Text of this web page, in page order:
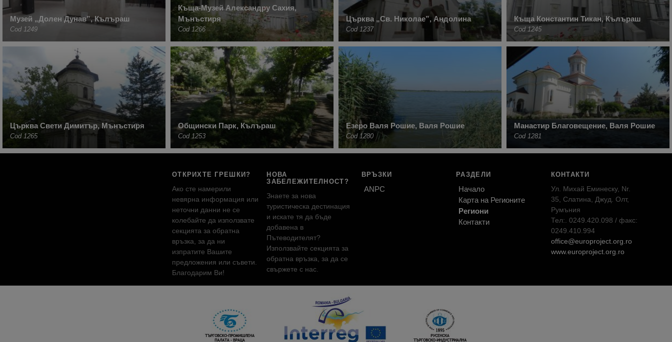
Музей „Долен Дунав”, Кълъраш
Cod 1249
Къща-Музей Александру Сахия,
Мънъстиря
Cod 1266
Църква „Св. Николае”, Андолина
Cod 1237
Къща Константин Тикан, Кълъраш
Cod 1245
Църква Свети Димитър, Мънъстиря
Cod 1265
Общински Парк, Кълъраш
Cod 1253
Езеро Валя Рошие, Валя Рошие
Cod 1280
Манастир Благовещение, Валя Рошие
Cod 1281
ОТКРИХТЕ ГРЕШКИ?
Ако сте намерили
невярна информация или
неточни данни не се
колебайте да използвате
секцията за обратна
връзка, за да ни
изпратите Вашите
предложения или съвети.
Благодарим Ви!
НОВА
ЗАБЕЛЕЖИТЕЛНОСТ?
Знаете за нова
туристическа дестинация
и искате тя да бъде
добавена в
Пътеводителят?
Използвайте секцията за
обратна връзка, за да се
свържете с нас.
ВРЪЗКИ
ANPC
РАЗДЕЛИ
Начало
Карта на Регионите
Региони
Контакти
КОНТАКТИ
Ул. Михай Еминеску, Nr.
35, Слатина, Джуд. Олт,
Румъния
Тел:. 0249.420.098 / факс:
0249.410.994
office@europroject.org.ro
www.europroject.org.ro